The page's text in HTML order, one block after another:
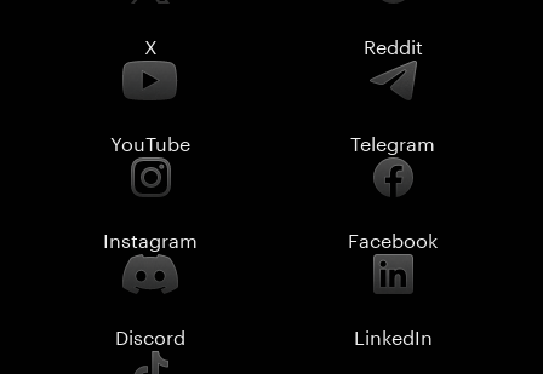
X Reddit
YouTube Telegram
Instagram Facebook
Discord LinkedIn